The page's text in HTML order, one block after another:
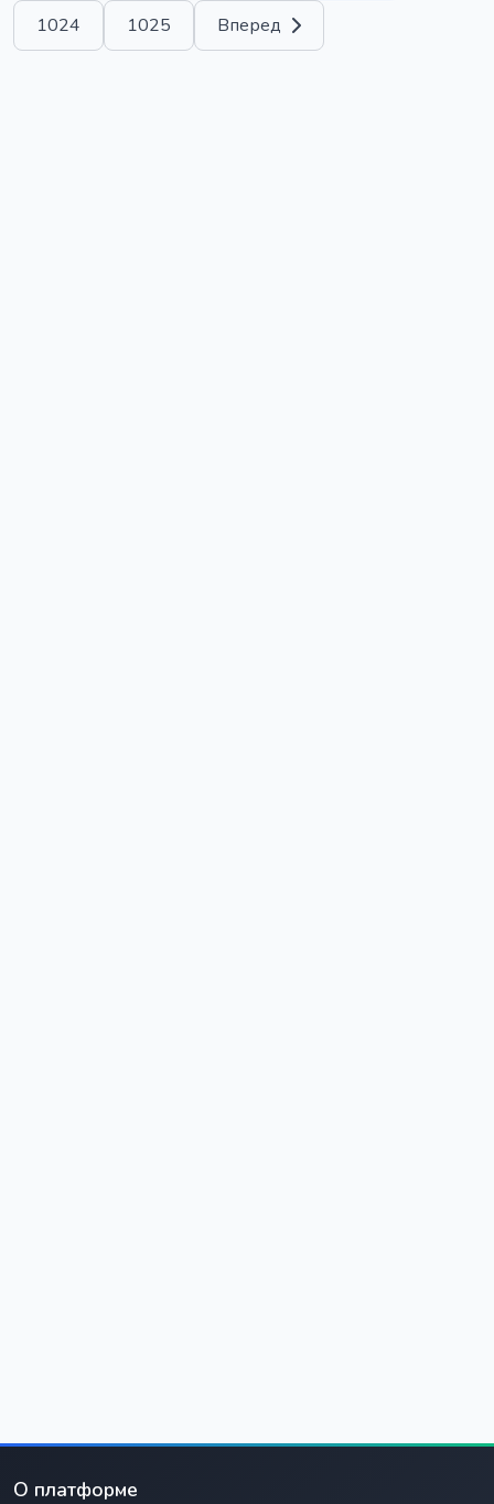
1024 1025 Вперед
О платформе